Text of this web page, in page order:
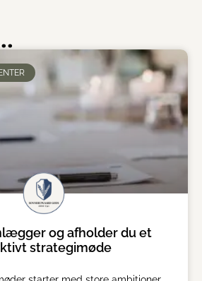
og afholder du et
strategimøde